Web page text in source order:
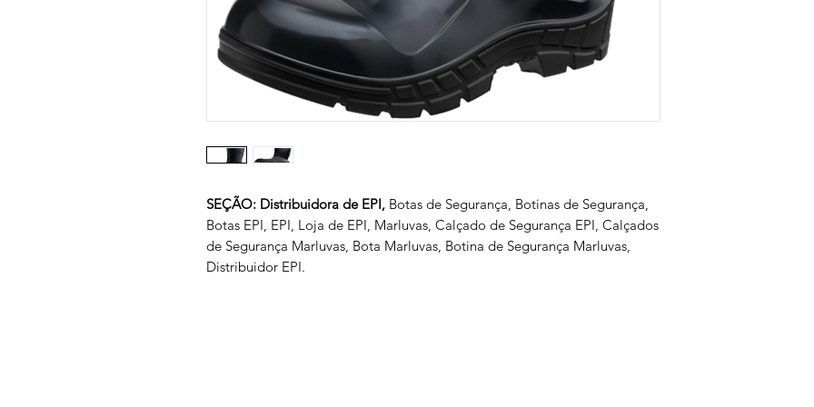
SEÇÃO: Distribuidora de EPI, Botas de Segurança, Botinas de Segurança,
Botas EPI, EPI, Loja de EPI, Marluvas, Calçado de Segurança EPI, Calçados
de Segurança Marluvas, Bota Marluvas, Botina de Segurança Marluvas,
Distribuidor EPI.